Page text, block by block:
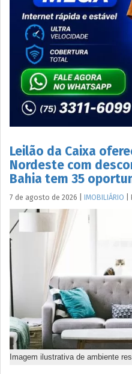
Leilão da Caixa
Nordeste com
Bahia tem 35
7 de agosto de 2026 IMOBILIÁRIO
Imagem ilustrativa de ambiente